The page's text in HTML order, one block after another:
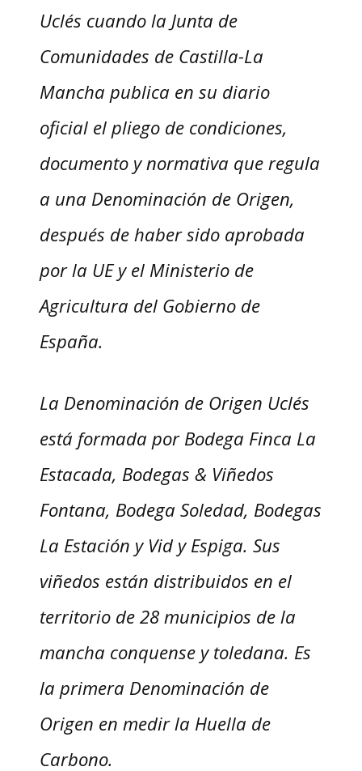
Uclés cuando la Junta de
Comunidades de Castilla-La
Mancha publica en su diario
oficial el pliego de condiciones,
documento y normativa que regula
a una Denominación de Origen,
después de haber sido aprobada
por la UE y el Ministerio de
Agricultura del Gobierno de
España.
La Denominación de Origen Uclés
está formada por Bodega Finca La
Estacada, Bodegas & Viñedos
Fontana, Bodega Soledad, Bodegas
La Estación y Vid y Espiga. Sus
viñedos están distribuidos en el
territorio de 28 municipios de la
mancha conquense y toledana. Es
la primera Denominación de
Origen en medir la Huella de
Carbono.